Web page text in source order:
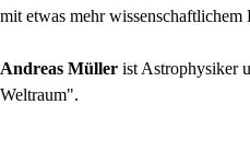
mit etwas mehr
Andreas Müller ist Astrophysiker
Weltraum".